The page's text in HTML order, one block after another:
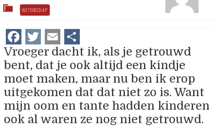
WETENSCHAP
Facebook
Twitter
Email
Vroeger dacht ik, als je getrouwd
bent, dat je ook altijd een kindje
moet maken, maar nu ben ik erop
uitgekomen dat dat niet zo is. Want
mijn oom en tante hadden kinderen
ook al waren ze nog niet getrouwd.